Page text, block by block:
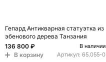
Гепард Антикварная статуэтка из
эбенового дерева Танзания
136 800 ₽
В наличии
В корзину Артикул: 65.055-0